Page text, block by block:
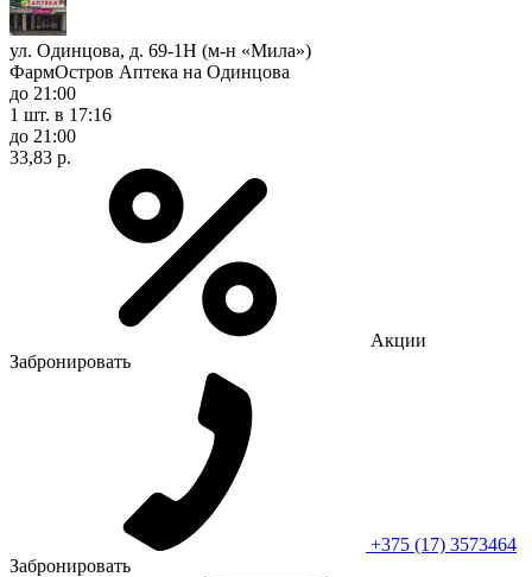
ул. Одинцова, д. 69-1Н (м-н «Мила»)
ФармОстров Аптека на Одинцова
до 21:00
1 шт. в 17:16
до 21:00
33,83 р.
Акции
Забронировать
+375 (17) 3573464
Забронировать